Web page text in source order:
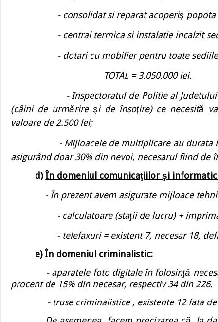
- consolidat si reparat acoperiş popota
- central termica si instalatie incalzit
- dotari cu mobilier pentru toate
TOTAL = 3.050.000 lei.
-Inspectoratul de Politie al
(câini de urmărire şi de însoţire) ce necesită
valoare de 2.500 lei;
- Mijloacele de multiplicare au durata
asigurând doar 30% din nevoi, necesarul fiind de
d) În domeniul comunicaţiilor şi
-În prezent avem asigurate mijloace
- calculatoare (staţii de lucru) + imprimante
- telefaxuri = existent 7, necesar 18,
e) În domeniul criminalistic:
- aparatele foto digitale în folosinţă
procent de 15% din necesar, respectiv 34 din 226.
- truse criminalistice , existente 12 fata de